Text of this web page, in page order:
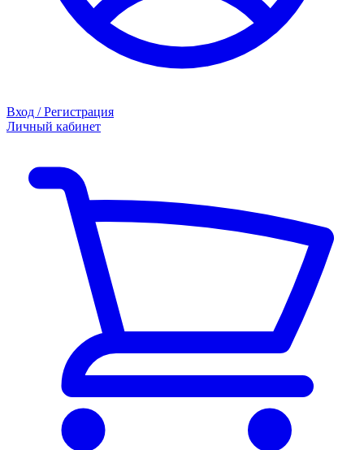
Вход / Регистрация
Личный кабинет